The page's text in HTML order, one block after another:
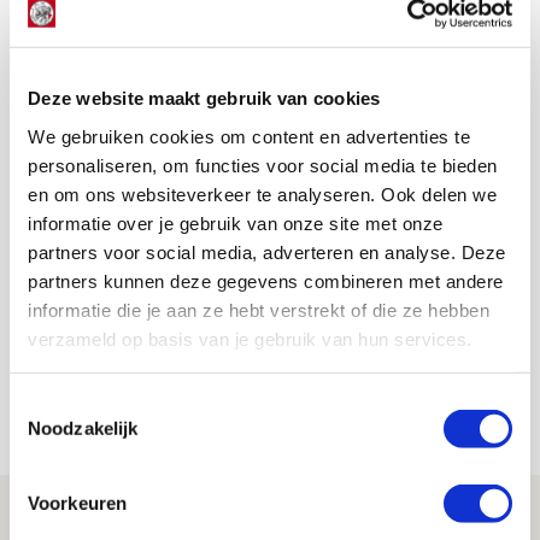
Deze website maakt gebruik van cookies
We gebruiken cookies om content en advertenties te
personaliseren, om functies voor social media te bieden
en om ons websiteverkeer te analyseren. Ook delen we
informatie over je gebruik van onze site met onze
partners voor social media, adverteren en analyse. Deze
partners kunnen deze gegevens combineren met andere
informatie die je aan ze hebt verstrekt of die ze hebben
verzameld op basis van je gebruik van hun services.
Noodzakelijk
Voorkeuren
willen komend seizoen de Champions League in. Dat
Heitinga pakt gelukspet Van
Nistelrooij absoluut niet af
Floris Roos
Bekijk alle berichten van Floris Roos
Net binnen //
Reisverslag PEC-uit: geregisseerde